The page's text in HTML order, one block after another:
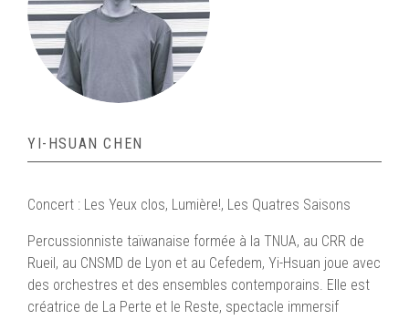
YI-HSUAN CHEN
Concert : Les Yeux clos, Lumière!, Les Quatres Saisons
Percussionniste taïwanaise formée à la TNUA, au CRR de
Rueil, au CNSMD de Lyon et au Cefedem, Yi-Hsuan joue avec
des orchestres et des ensembles contemporains. Elle est
créatrice de La Perte et le Reste, spectacle immersif